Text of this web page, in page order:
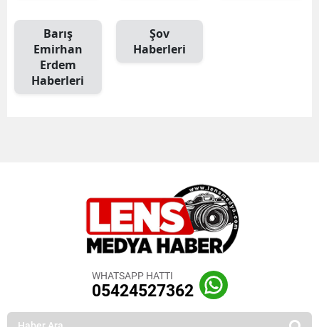
Barış
Emirhan
Erdem
Haberleri
Şov
Haberleri
WHATSAPP HATTI
05424527362